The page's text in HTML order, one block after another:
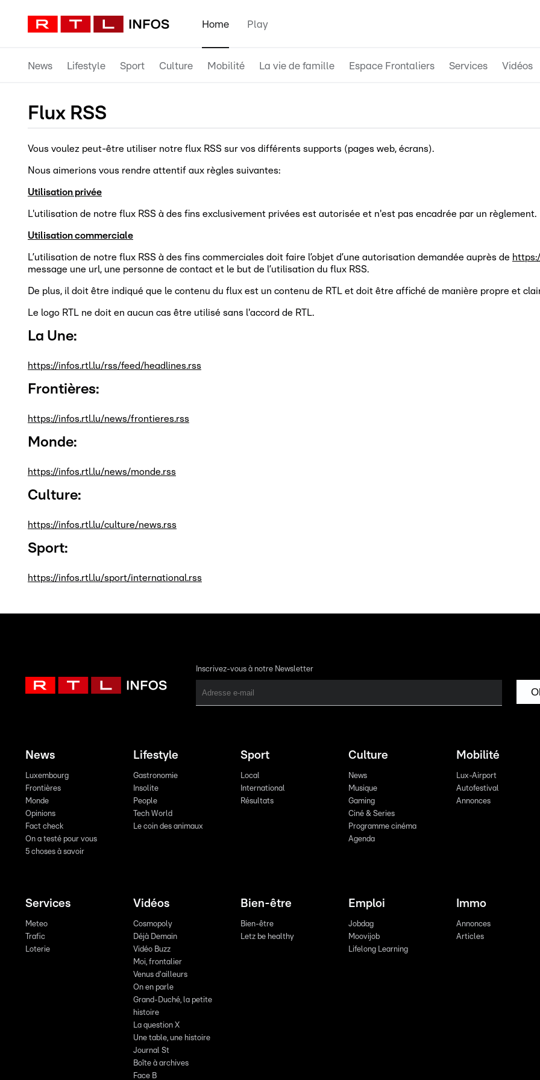
Home Play
News Lifestyle Sport Culture Mobilité La vie de famille Espace Frontaliers Services Vidéos
Flux RSS
Vous voulez peut-être utiliser notre flux RSS sur vos différents supports (pages web, écrans).
Nous aimerions vous rendre attentif aux règles suivantes:
Utilisation privée
L'utilisation de notre flux RSS à des fins exclusivement privées est autorisée et n'est pas encadrée par un règlement.
Utilisation commerciale
L’utilisation de notre flux RSS à des fins commerciales doit faire l’objet d’une autorisation demandée auprès de
message une url, une personne de contact et le but de l’utilisation du flux RSS.
De plus, il doit être indiqué que le contenu du flux est un contenu de RTL et doit être affiché de manière propre et
Le logo RTL ne doit en aucun cas être utilisé sans l'accord de RTL.
La Une:
https://infos.rtl.lu/rss/feed/headlines.rss
Frontières:
https://infos.rtl.lu/news/frontieres.rss
Monde:
https://infos.rtl.lu/news/monde.rss
Culture:
https://infos.rtl.lu/culture/news.rss
Sport:
https://infos.rtl.lu/sport/international.rss
Inscrivez-vous à notre Newsletter
News
Luxembourg
Frontières
Monde
Opinions
Fact check
On a testé pour vous
5 choses à savoir
Lifestyle
Gastronomie
Insolite
People
Tech World
Le coin des animaux
Sport
Local
International
Résultats
Culture
News
Musique
Gaming
Ciné & Series
Programme cinéma
Agenda
Mobilité
Lux-Airport
Autofestival
Annonces
Services
Meteo
Trafic
Loterie
Vidéos
Cosmopoly
Déjà Demain
Vidéo Buzz
Moi, frontalier
Venus d'ailleurs
On en parle
Grand-Duché, la petite
histoire
La question X
Une table, une histoire
Journal St
Boîte à archives
Face B
Bien-être
Bien-être
Letz be healthy
Emploi
Jobdag
Moovijob
Lifelong Learning
Immo
Annonces
Articles